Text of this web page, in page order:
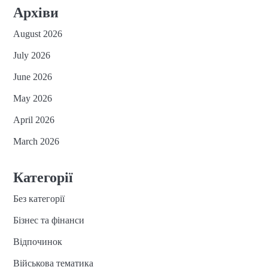
Архіви
August 2026
July 2026
June 2026
May 2026
April 2026
March 2026
Категорії
Без категорії
Бізнес та фінанси
Відпочинок
Військова тематика